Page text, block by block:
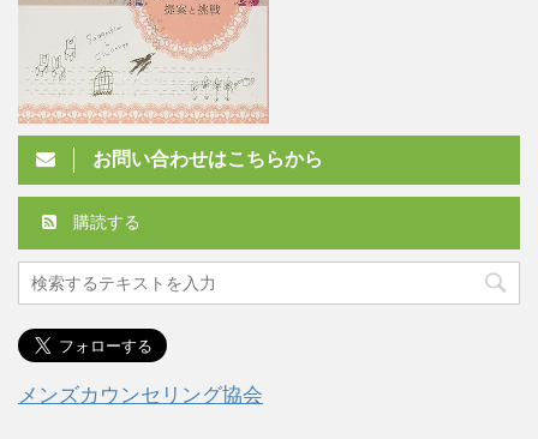
お問い合わせはこちらから
購読する
メンズカウンセリング協会